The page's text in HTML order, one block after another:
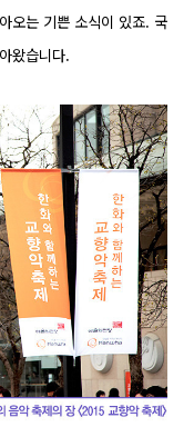
오는 기쁜 소식이 있죠. 국
왔습니다.